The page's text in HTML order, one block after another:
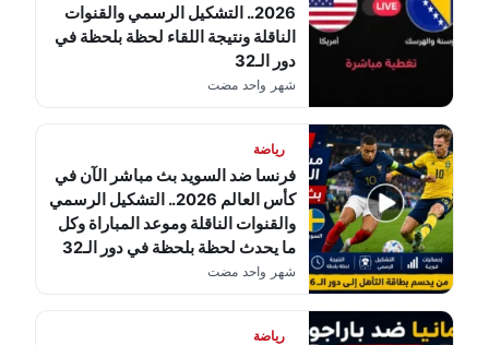
2026.. التشكيل الرسمي والقنوات
الناقلة ونتيجة اللقاء لحظة بلحظة في
دور الـ32
شهر واحد مضت
رياضة
فرنسا ضد السويد بث مباشر الآن في
كأس العالم 2026.. التشكيل الرسمي
والقنوات الناقلة وموعد المباراة وكل
ما يحدث لحظة بلحظة في دور الـ32
شهر واحد مضت
رياضة